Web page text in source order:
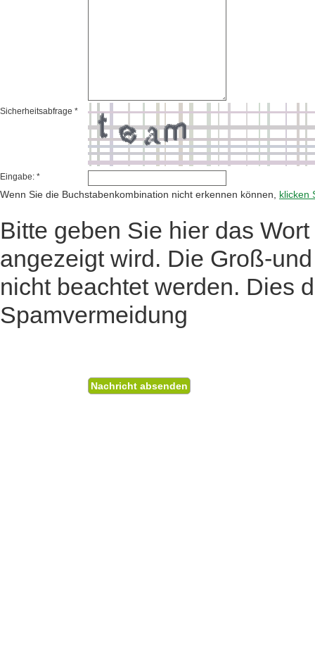
Sicherheitsabfrage *
Eingabe: *
Wenn Sie die Buchstabenkombination nicht erkennen können, klicken
Bitte geben Sie hier das
angezeigt wird. Die Groß-
nicht beachtet werden. Dies
Spamvermeidung